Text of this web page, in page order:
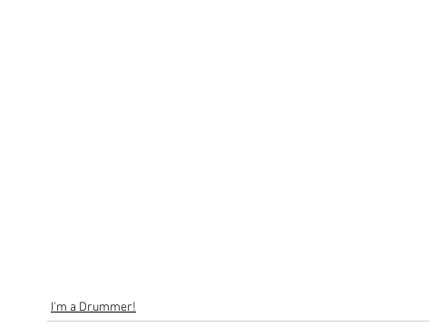
I'm a Drummer!